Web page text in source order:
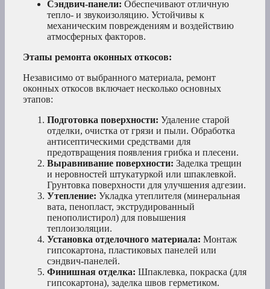
Сэндвич-панели: Обеспечивают отличную
тепло- и звукоизоляцию. Устойчивы к
механическим повреждениям и воздействию
атмосферных факторов.
Этапы ремонта оконных откосов:
Независимо от выбранного материала, ремонт
оконных откосов включает несколько основных
этапов:
Подготовка поверхности: Удаление старой
отделки, очистка от грязи и пыли. Обработка
антисептическими средствами для
предотвращения появления грибка и плесени.
Выравнивание поверхности: Заделка трещин
и неровностей штукатуркой или шпаклевкой.
Грунтовка поверхности для улучшения адгезии.
Утепление: Укладка утеплителя (минеральная
вата, пенопласт, экструдированный
пенополистирол) для повышения
теплоизоляции.
Установка отделочного материала: Монтаж
гипсокартона, пластиковых панелей или
сэндвич-панелей.
Финишная отделка: Шпаклевка, покраска (для
гипсокартона), заделка швов герметиком.